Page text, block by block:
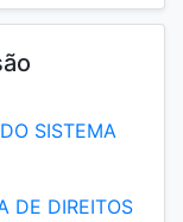
SISTEMA
DE DIREITOS